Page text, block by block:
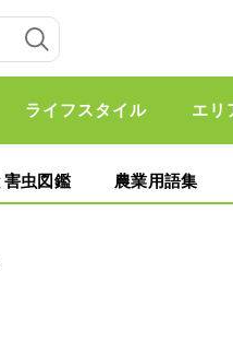
ライフスタイル エリ
害虫図鑑 農業用語集